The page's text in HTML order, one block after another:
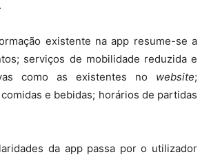
existente na app resume-se a
serviços de mobilidade reduzida e
como as existentes no website;
e bebidas; horários de partidas
da app passa por o utilizador